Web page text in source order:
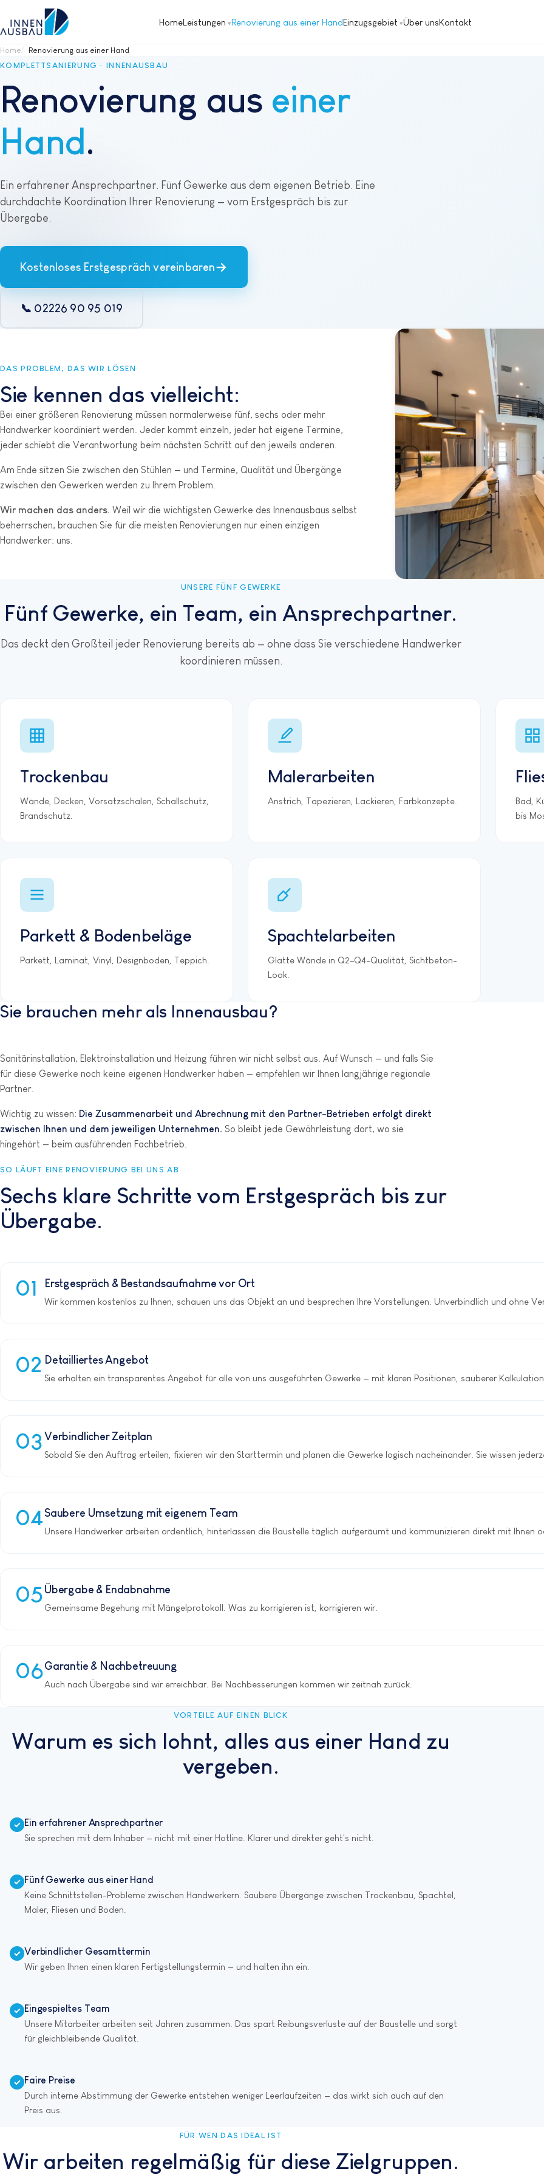
HomeLeistungen Renovierung aus einer HandEinzugsgebiet Über unsKontakt
Home
Renovierung aus einer Hand
KOMPLETTSANIERUNG · INNENAUSBAU
Renovierung aus einer
Hand.
Ein erfahrener Ansprechpartner. Fünf Gewerke aus dem eigenen Betrieb. Eine
durchdachte Koordination Ihrer Renovierung — vom Erstgespräch bis zur
Übergabe.
Kostenloses Erstgespräch vereinbaren→
📞 02226 90 95 019
DAS PROBLEM, DAS WIR LÖSEN
Sie kennen das vielleicht:
Bei einer größeren Renovierung müssen normalerweise fünf, sechs oder mehr
Handwerker koordiniert werden. Jeder kommt einzeln, jeder hat eigene Termine,
jeder schiebt die Verantwortung beim nächsten Schritt auf den jeweils anderen.
Am Ende sitzen Sie zwischen den Stühlen — und Termine, Qualität und Übergänge
zwischen den Gewerken werden zu Ihrem Problem.
Wir machen das anders. Weil wir die wichtigsten Gewerke des Innenausbaus selbst
beherrschen, brauchen Sie für die meisten Renovierungen nur einen einzigen
Handwerker: uns.
UNSERE FÜNF GEWERKE
Fünf Gewerke, ein Team, ein Ansprechpartner.
Das deckt den Großteil jeder Renovierung bereits ab — ohne dass Sie verschiedene Handwerker
koordinieren müssen.
Trockenbau
Wände, Decken, Vorsatzschalen, Schallschutz,
Brandschutz.
Malerarbeiten
Anstrich, Tapezieren, Lackieren, Farbkonzepte.
Bad,
bis
Parkett & Bodenbeläge
Parkett, Laminat, Vinyl, Designboden, Teppich.
Spachtelarbeiten
Glatte Wände in Q2–Q4-Qualität, Sichtbeton-
Look.
Sie brauchen mehr als Innenausbau?
Sanitärinstallation, Elektroinstallation und Heizung führen wir nicht selbst aus. Auf Wunsch — und falls Sie
für diese Gewerke noch keine eigenen Handwerker haben — empfehlen wir Ihnen langjährige regionale
Partner.
Wichtig zu wissen: Die Zusammenarbeit und Abrechnung mit den Partner-Betrieben erfolgt direkt
zwischen Ihnen und dem jeweiligen Unternehmen. So bleibt jede Gewährleistung dort, wo sie
hingehört — beim ausführenden Fachbetrieb.
SO LÄUFT EINE RENOVIERUNG BEI UNS AB
Sechs klare Schritte vom Erstgespräch bis zur
Übergabe.
Erstgespräch & Bestandsaufnahme vor Ort
Wir kommen kostenlos zu Ihnen, schauen uns das Objekt an und besprechen Ihre Vorstellungen. Unverbindlich und ohne
Detailliertes Angebot
Sie erhalten ein transparentes Angebot für alle von uns ausgeführten Gewerke — mit klaren Positionen, sauberer
Verbindlicher Zeitplan
Sobald Sie den Auftrag erteilen, fixieren wir den Starttermin und planen die Gewerke logisch nacheinander. Sie wissen
Saubere Umsetzung mit eigenem Team
Unsere Handwerker arbeiten ordentlich, hinterlassen die Baustelle täglich aufgeräumt und kommunizieren direkt mit Ihnen
Übergabe & Endabnahme
Gemeinsame Begehung mit Mängelprotokoll. Was zu korrigieren ist, korrigieren wir.
Garantie & Nachbetreuung
Auch nach Übergabe sind wir erreichbar. Bei Nachbesserungen kommen wir zeitnah zurück.
VORTEILE AUF EINEN BLICK
Warum es sich lohnt, alles aus einer Hand zu
vergeben.
✓ Ein erfahrener Ansprechpartner
Sie sprechen mit dem Inhaber — nicht mit einer Hotline. Klarer und direkter geht's nicht.
✓ Fünf Gewerke aus einer Hand
Keine Schnittstellen-Probleme zwischen Handwerkern. Saubere Übergänge zwischen Trockenbau, Spachtel,
Maler, Fliesen und Boden.
✓ Verbindlicher Gesamttermin
Wir geben Ihnen einen klaren Fertigstellungstermin — und halten ihn ein.
✓ Eingespieltes Team
Unsere Mitarbeiter arbeiten seit Jahren zusammen. Das spart Reibungsverluste auf der Baustelle und sorgt
für gleichbleibende Qualität.
✓ Faire Preise
Durch interne Abstimmung der Gewerke entstehen weniger Leerlaufzeiten — das wirkt sich auch auf den
Preis aus.
FÜR WEN DAS IDEAL IST
Wir arbeiten regelmäßig für diese Zielgruppen.